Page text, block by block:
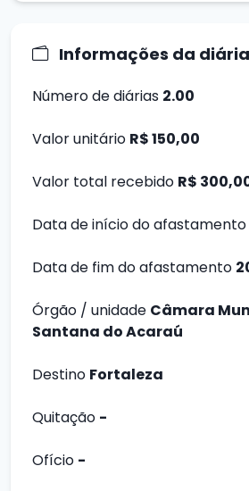
Informações da diária
Número de diárias 2.00
Valor unitário R$ 150,00
Valor total recebido R$
Data de início do afastamento
Data de fim do afastamento
Órgão / unidade Câmara
Santana do Acaraú
Destino Fortaleza
Quitação -
Ofício -